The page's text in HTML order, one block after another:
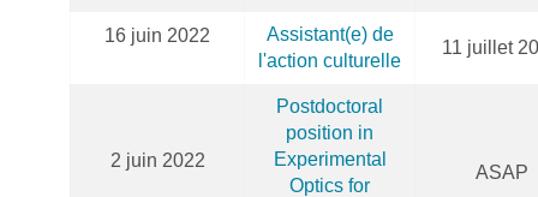
16 juin 2022
Assistant(e) de
l'action culturelle
11 juillet
2 juin 2022
Postdoctoral
position in
Experimental
Optics for
ASAP